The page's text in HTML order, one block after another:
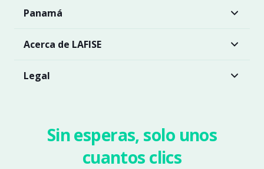
Panamá
Acerca de LAFISE
Legal
Sin esperas, solo unos
cuantos clics